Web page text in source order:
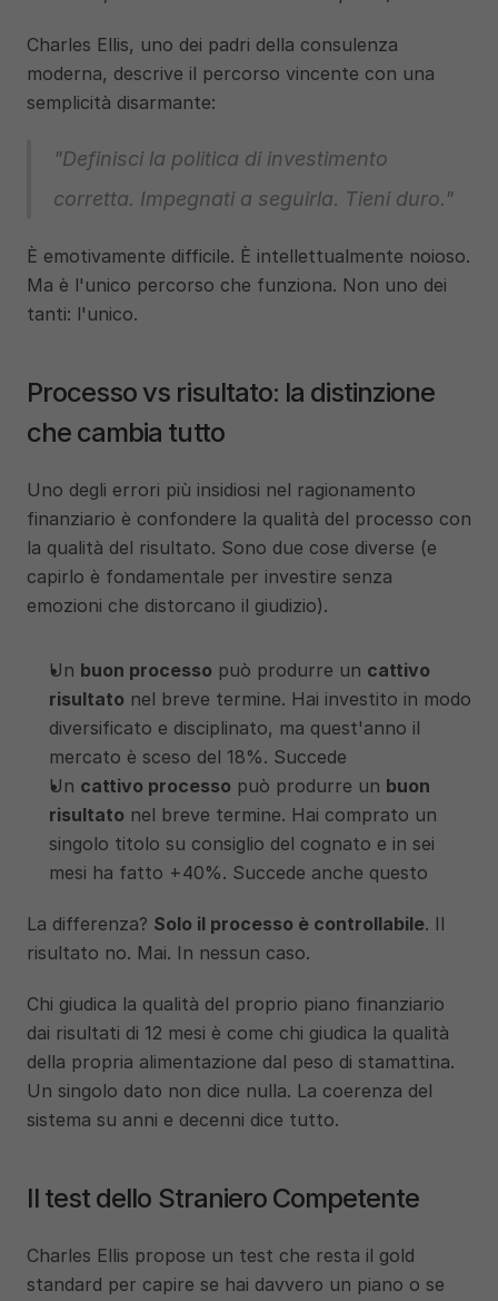
Charles Ellis, uno dei padri della consulenza
moderna, descrive il percorso vincente con una
semplicità disarmante:
"Definisci la politica di investimento
corretta. Impegnati a seguirla. Tieni duro."
È emotivamente difficile. È intellettualmente noioso.
Ma è l'unico percorso che funziona. Non uno dei
tanti: l'unico.
Processo vs risultato: la distinzione
che cambia tutto
Uno degli errori più insidiosi nel ragionamento
finanziario è confondere la qualità del processo con
la qualità del risultato. Sono due cose diverse (e
capirlo è fondamentale per investire senza
emozioni che distorcano il giudizio).
Un buon processo può produrre un cattivo
risultato nel breve termine. Hai investito in modo
diversificato e disciplinato, ma quest'anno il
mercato è sceso del 18%. Succede
Un cattivo processo può produrre un buon
risultato nel breve termine. Hai comprato un
singolo titolo su consiglio del cognato e in sei
mesi ha fatto +40%. Succede anche questo
La differenza? Solo il processo è controllabile. Il
risultato no. Mai. In nessun caso.
Chi giudica la qualità del proprio piano finanziario
dai risultati di 12 mesi è come chi giudica la qualità
della propria alimentazione dal peso di stamattina.
Un singolo dato non dice nulla. La coerenza del
sistema su anni e decenni dice tutto.
Il test dello Straniero Competente
Charles Ellis propose un test che resta il gold
standard per capire se hai davvero un piano o se